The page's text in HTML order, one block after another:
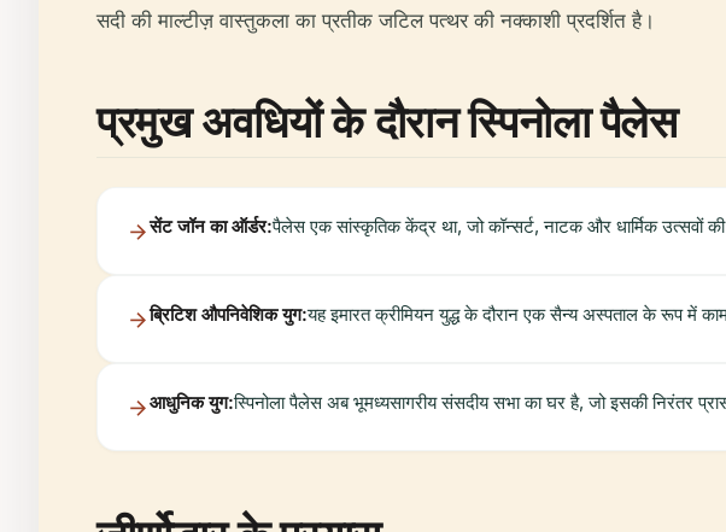
सदी की माल्टीज़ वास्तुकला का प्रतीक जटिल पत्थर की नक्काशी प्रदर्शित है।
प्रमुख अवधियों के दौरान स्पिनोला पैलेस
सेंट जॉन का ऑर्डर:पैलेस एक सांस्कृतिक केंद्र था, जो कॉन्सर्ट, नाटक और धार्मिक
ब्रिटिश औपनिवेशिक युग:यह इमारत क्रीमियन युद्ध के दौरान एक सैन्य अस्पताल के रूप में
आधुनिक युग:स्पिनोला पैलेस अब भूमध्यसागरीय संसदीय सभा का घर है, जो इसकी निरंतर